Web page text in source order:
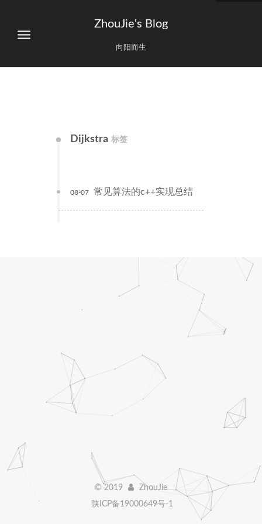
ZhouJie's Blog
向阳而生
Dijkstra 标签
常见算法的c++实现总结
08-07
© 2019
ZhouJie
陕ICP备19000649号-1